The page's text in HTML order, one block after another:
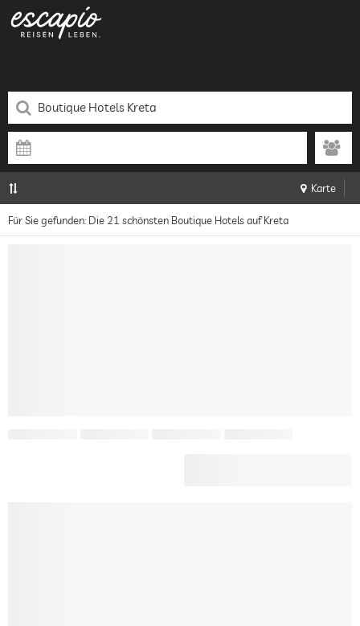
Karte
Für Sie gefunden: Die 21 schönsten Boutique Hotels auf Kreta